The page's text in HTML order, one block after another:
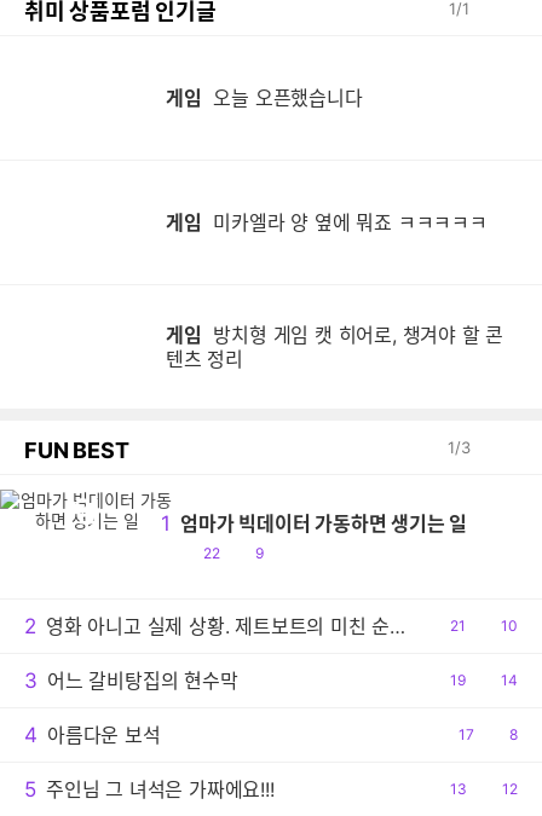
취미 상품포럼 인기글 1/1
게임 오늘 오픈했습니다
게임 미카엘라 양 옆에 뭐죠 ㅋㅋㅋㅋㅋ
게임
텐츠 정리
FUN BEST 1/3
1 엄마가 빅데이터 가동하면 생기는 일
공
22
댓
9
엄
2 영화 아니고 실제 상황. 제트보트의 미친 순발력
공
21
댓
10
3 어느 갈비탕집의 현수막
공
19
댓
14
4 아름다운 보석
공
17
댓
8
5 주인님 그 녀석은 가짜에요!!!
공
13
댓
12